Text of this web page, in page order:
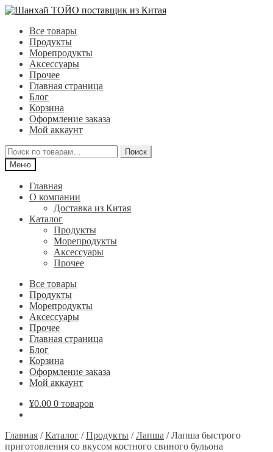
Перейти
навигации
Перейти
содержимому
Все товары
Продукты
Морепродукты
Аксессуары
Прочее
Главная страница
Блог
Корзина
Оформление заказа
Мой аккаунт
Искать:
Поиск
Меню
Главная
О компании
Доставка из Китая
Каталог
Продукты
Морепродукты
Аксессуары
Прочее
Все товары
Продукты
Морепродукты
Аксессуары
Прочее
Главная страница
Блог
Корзина
Оформление заказа
Мой аккаунт
¥0.00 0 товаров
Главная /Каталог /Продукты /Лапша /Лапша быстрого
приготовления со вкусом костного свиного бульона